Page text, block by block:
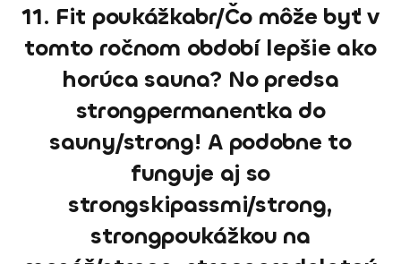
11. Fit poukážkabr/Čo môže byť v
tomto ročnom období lepšie ako
horúca sauna? No predsa
strongpermanentka do
sauny/strong! A podobne to
funguje aj so
strongskipassmi/strong,
strongpoukážkou na